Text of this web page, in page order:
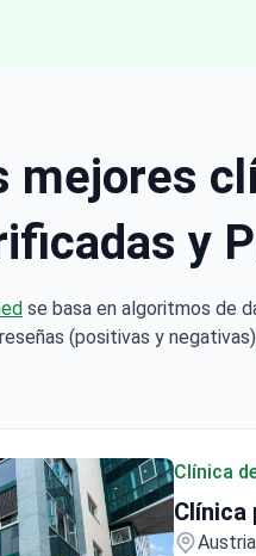
mejores
y
se basa en algoritmos de
(positivas y
Clínica
Clínica